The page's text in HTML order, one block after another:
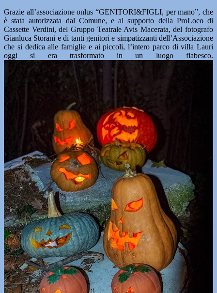
Grazie all’associazione onlus “GENITORI&FIGLI, per mano”, che
è stata autorizzata dal Comune, e al supporto della ProLoco di
Cassette Verdini, del Gruppo Teatrale Avis Macerata, del fotografo
Gianluca Storani e di tanti genitori e simpatizzanti dell’Associazione
che si dedica alle famiglie e ai piccoli, l’intero parco di villa Lauri
oggi si era trasformato in un luogo fiabesco.